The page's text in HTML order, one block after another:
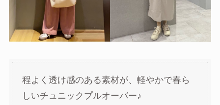
程よく透け感のある素材が、軽やかで春ら
しいチュニックプルオーバー♪